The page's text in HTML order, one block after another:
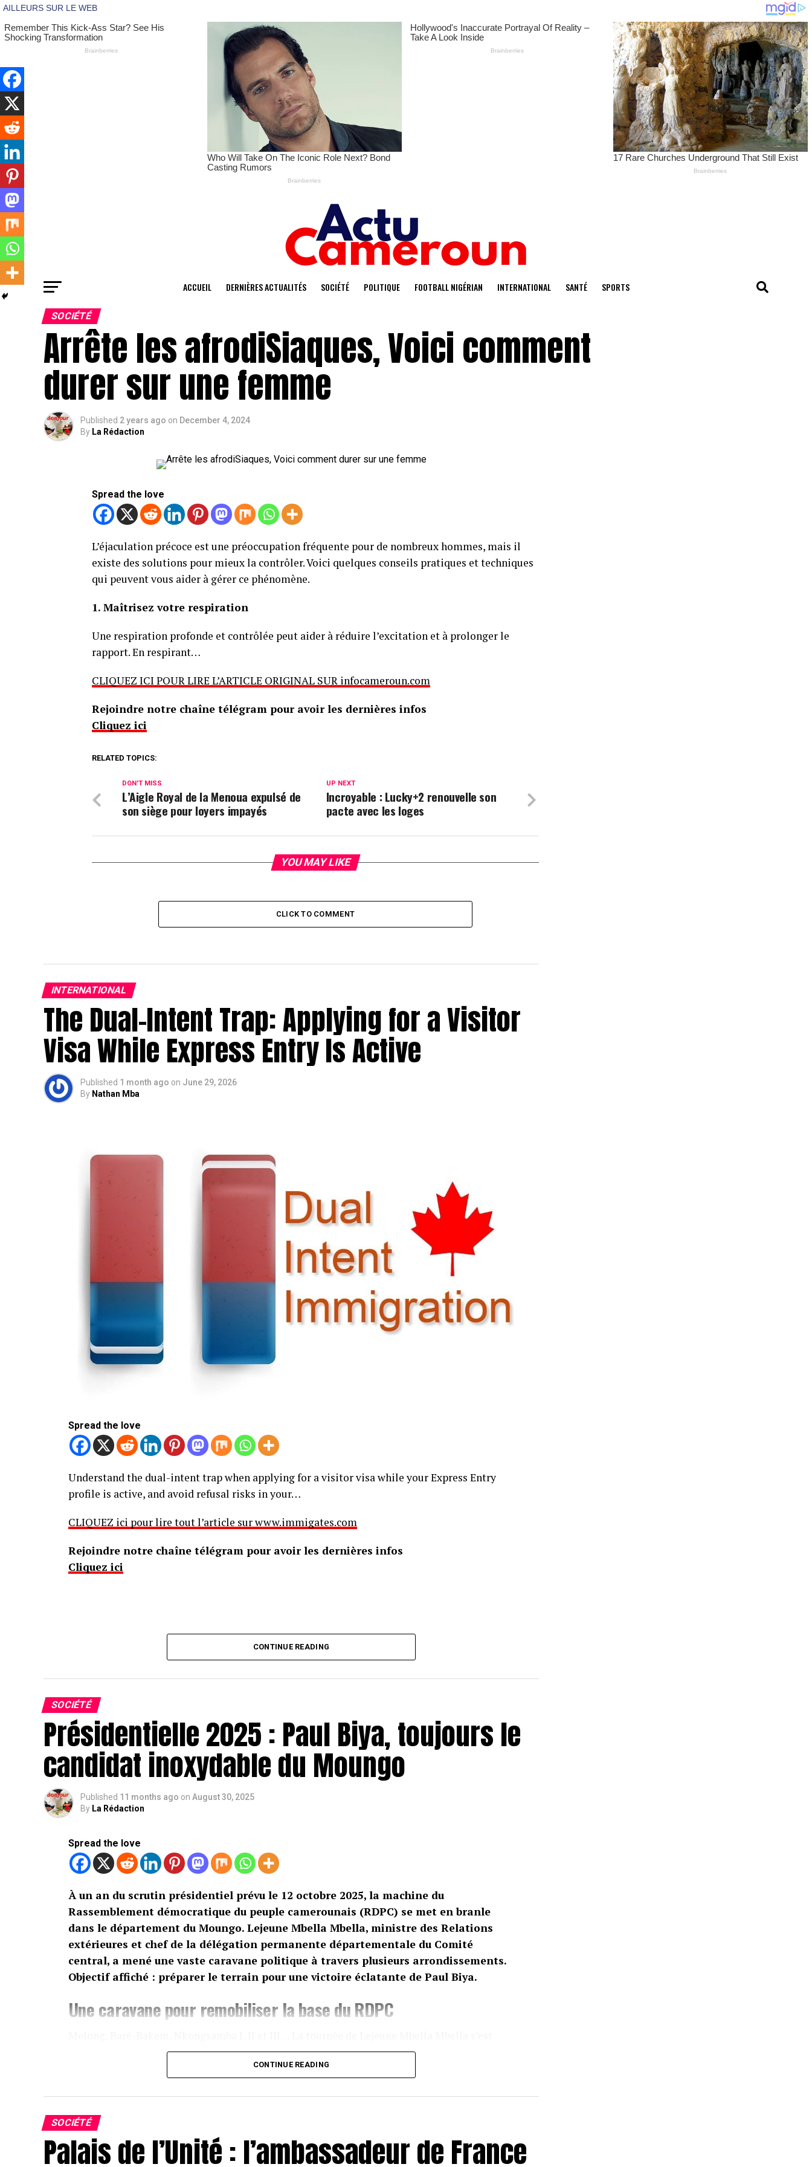
ACCUEIL DERNIÈRES ACTUALITÉS SOCIÉTÉ POLITIQUE FOOTBALL NIGÉRIAN INTERNATIONAL SANTÉ SPORTS
SOCIÉTÉ
Arrête les afrodiSiaques, Voici comment
durer sur une femme
Published 2 years ago on December 4, 2024
By La Rédaction
Spread the love
L’éjaculation précoce est une préoccupation fréquente pour de nombreux hommes, mais il
existe des solutions pour mieux la contrôler. Voici quelques conseils pratiques et techniques
qui peuvent vous aider à gérer ce phénomène.
1. Maîtrisez votre respiration
Une respiration profonde et contrôlée peut aider à réduire l’excitation et à prolonger le
rapport. En respirant…
CLIQUEZ ICI POUR LIRE L’ARTICLE ORIGINAL SUR infocameroun.com
Rejoindre notre chaîne télégram pour avoir les dernières infos
Cliquez ici
RELATED TOPICS:
UP NEXT
Incroyable : Lucky+2 renouvelle son
pacte avec les loges
DON'T MISS
L’Aigle Royal de la Menoua expulsé de
son siège pour loyers impayés
YOU MAY LIKE
CLICK TO COMMENT
INTERNATIONAL
The Dual-Intent Trap: Applying for a Visitor
Visa While Express Entry Is Active
Published 1 month ago on June 29, 2026
By Nathan Mba
Spread the love
Understand the dual-intent trap when applying for a visitor visa while your Express Entry
profile is active, and avoid refusal risks in your…
CLIQUEZ ici pour lire tout l’article sur www.immigates.com
Rejoindre notre chaîne télégram pour avoir les dernières infos
Cliquez ici
CONTINUE READING
SOCIÉTÉ
Présidentielle 2025 : Paul Biya, toujours le
candidat inoxydable du Moungo
Published 11 months ago on August 30, 2025
By La Rédaction
Spread the love
À un an du scrutin présidentiel prévu le 12 octobre 2025, la machine du
Rassemblement démocratique du peuple camerounais (RDPC) se met en branle
dans le département du Moungo. Lejeune Mbella Mbella, ministre des Relations
extérieures et chef de la délégation permanente départementale du Comité
central, a mené une vaste caravane politique à travers plusieurs arrondissements.
Objectif affiché : préparer le terrain pour une victoire éclatante de Paul Biya.
Une caravane pour remobiliser la base du RDPC
poursuivie ce week-end dans les grandes localités du Moungo. Partout, la même mission :
autour de la candidature de Paul Biya à la
Le ministre ne s’est pas déplacé seul. À ses côtés, plusieurs cadres du parti : le sénateur
Siegfried Étamé Massoma, Patrice Essobmadje, chargé de mission, ainsi que Mpoudi Ngolle
Evelyne. Tous mobilisés derrière le même mot d’ordre : unité, discipline et fidélité au
« candidat naturel ».
CONTINUE READING
SOCIÉTÉ
Palais de l’Unité : l’ambassadeur de France